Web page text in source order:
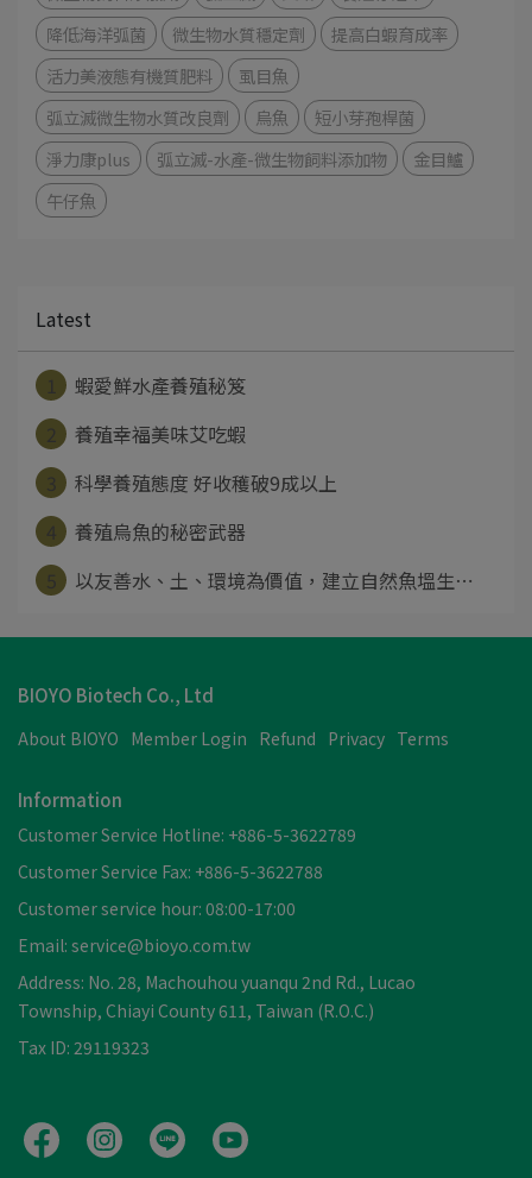
降低海洋弧菌
微生物水質穩定劑
提高白蝦育成率
活力美液態有機質肥料
虱目魚
弧立滅微生物水質改良劑
烏魚
短小芽孢桿菌
淨力康plus
弧立滅-水產-微生物飼料添加物
金目鱸
午仔魚
Latest
蝦愛鮮水產養殖秘笈
養殖幸福美味艾吃蝦
科學養殖態度 好收穫破9成以上
養殖烏魚的秘密武器
以友善水、土、環境為價值，建立自然魚塭生⋯
BIOYO Biotech Co., Ltd
About BIOYO Member Login Refund Privacy Terms
Information
Customer Service Hotline: +886-5-3622789
Customer Service Fax: +886-5-3622788
Customer service hour: 08:00-17:00
Email: service@bioyo.com.tw
Address: No. 28, Machouhou yuanqu 2nd Rd., Lucao
Township, Chiayi County 611, Taiwan (R.O.C.)
Tax ID: 29119323